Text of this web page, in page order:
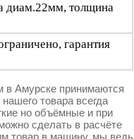
диам.22мм, толщина
гарантия
в Амурске принимаются
товара всегда
но объёмные и при
сделать в расчёте
товар в машину, мы ведь